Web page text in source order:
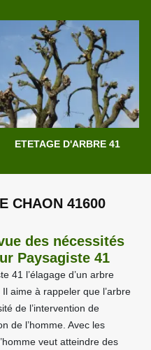
ETETAGE D'ARBRE 41
CHAON 41600
des nécessités
Paysagiste 41
41 l’élagage d’un arbre
aime à rappeler que l’arbre
de l’intervention de
de l’homme. Avec les
veut atteindre des